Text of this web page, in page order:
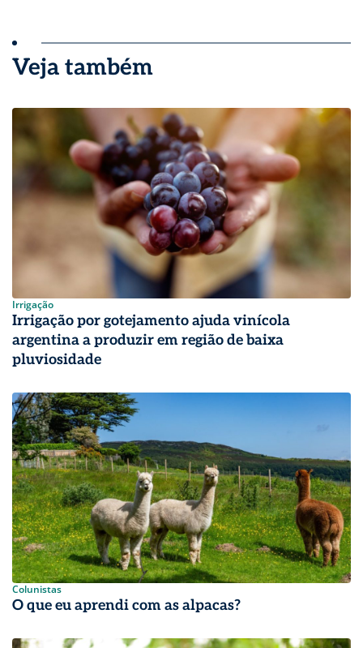
Veja também
Irrigação
Irrigação por gotejamento ajuda vinícola
argentina a produzir em região de baixa
pluviosidade
Colunistas
O que eu aprendi com as alpacas?